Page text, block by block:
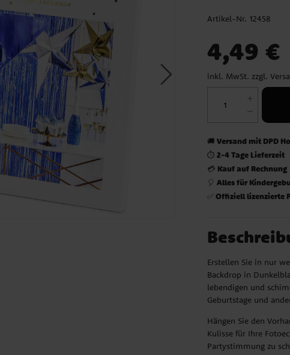
Artikel-Nr. 12458
4,49 €
inkl. MwSt. zzgl.
🚚Versand mit DPD
⏱️2-4 Tage Lieferzeit
💳 Kauf auf Rechnung
🎈Alles für
✅Offiziell lizenzierte
Erstellen Sie in nur
Backdrop in
lebendigen und
Geburtstage und
Hängen Sie den
Kulisse für Ihre
Partystimmung zu